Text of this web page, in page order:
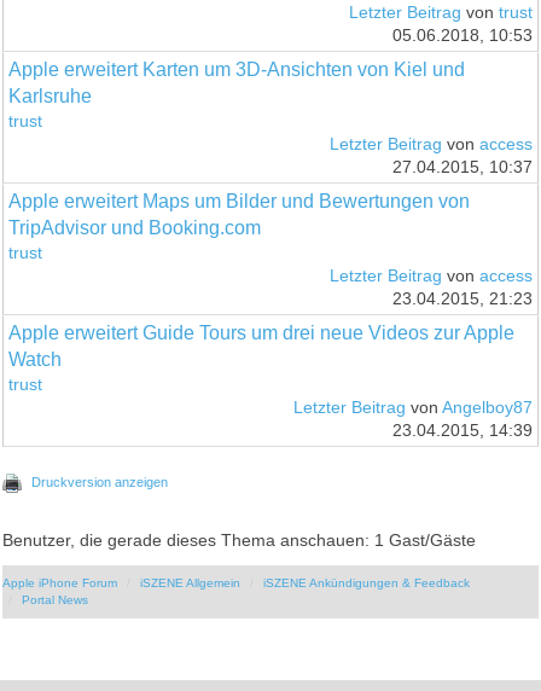
Letzter Beitrag von trust
05.06.2018, 10:53
Apple erweitert Karten um 3D-Ansichten von Kiel und
Karlsruhe
trust
Letzter Beitrag von access
27.04.2015, 10:37
Apple erweitert Maps um Bilder und Bewertungen von
TripAdvisor und Booking.com
trust
Letzter Beitrag von access
23.04.2015, 21:23
Apple erweitert Guide Tours um drei neue Videos zur Apple
Watch
trust
Letzter Beitrag von Angelboy87
23.04.2015, 14:39
Druckversion anzeigen
Benutzer, die gerade dieses Thema anschauen: 1 Gast/Gäste
Apple iPhone Forum iSZENE Allgemein
iSZENE Ankündigungen & Feedback
Portal News